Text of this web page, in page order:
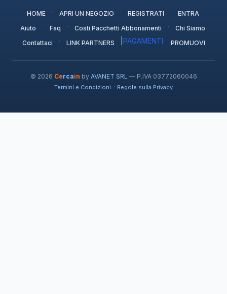
HOME · APRI UN NEGOZIO · REGISTRATI · ENTRA ·
Aiuto · Faq · Costi Pacchetti Abbonamenti · Chi Siamo ·
Contattaci · LINK PARTNERS PAGAMENTI· PROMUOVI
© 2026 Cercain by AVANET SRL — P.IVA 03772060046
Termini e Condizioni · Regole sulla Privacy